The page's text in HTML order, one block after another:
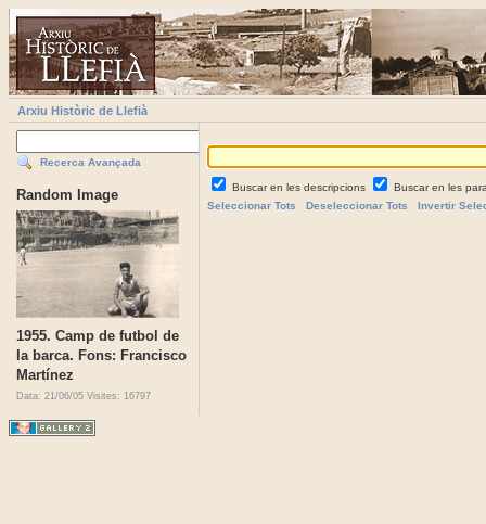
Arxiu Històric de Llefià
Recerca Avançada
Random Image
1955. Camp de futbol de
la barca. Fons: Francisco
Martínez
Data: 21/06/05 Visites: 16797
Buscar en les descripcions
Buscar en les
Seleccionar Tots
Deseleccionar Tots Invertir